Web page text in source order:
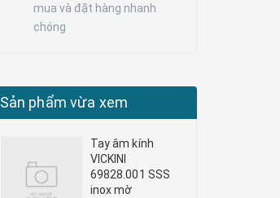
mua và đặt hàng nhanh
chóng
Sản phẩm vừa xem
Tay âm kính
VICKINI
69828.001 SSS
inox mờ